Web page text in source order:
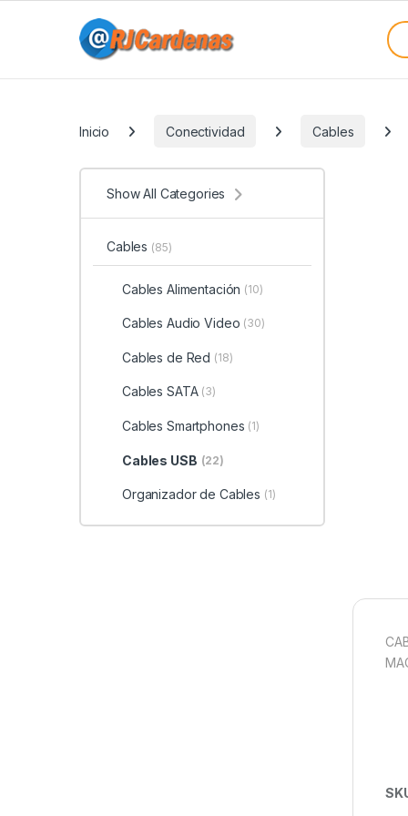
Inicio Conectividad Cables
Show All Categories
Cables (85)
Cables Alimentación (10)
Cables Audio Video (30)
Cables de Red (18)
Cables SATA (3)
Cables Smartphones (1)
Cables USB (22)
Organizador de Cables (1)